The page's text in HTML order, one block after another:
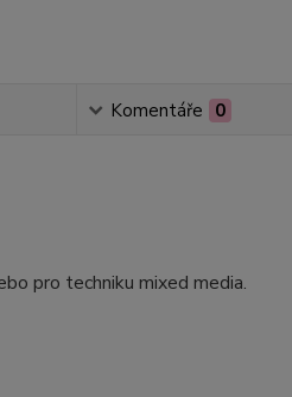
Komentáře 0
pro techniku mixed media.